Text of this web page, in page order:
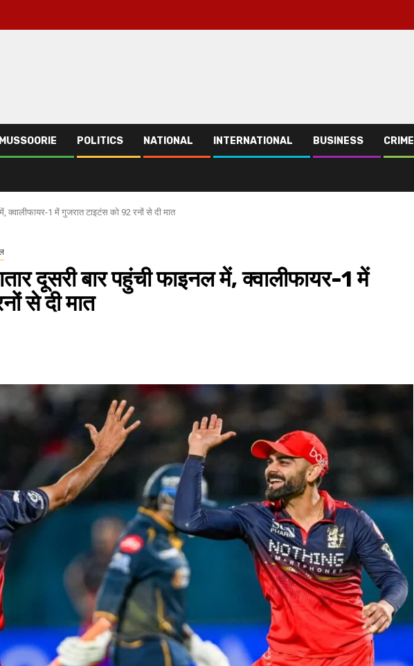
POLITICS NATIONAL INTERNATIONAL BUSINESS CRIME
क्वालीफायर-1 में गुजरात टाइटंस को 92 रनों से दी मात
दूसरी बार पहुंची फाइनल में, क्वालीफायर-1 में
से दी मात